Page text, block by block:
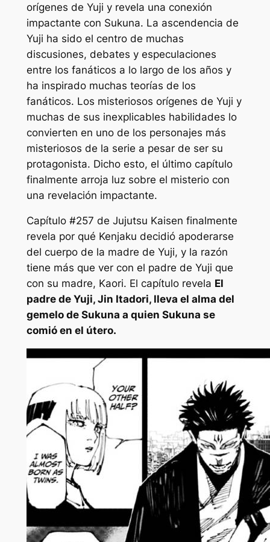
orígenes de Yuji y revela una conexión
impactante con Sukuna. La ascendencia de
Yuji ha sido el centro de muchas
discusiones, debates y especulaciones
entre los fanáticos a lo largo de los años y
ha inspirado muchas teorías de los
fanáticos. Los misteriosos orígenes de Yuji y
muchas de sus inexplicables habilidades lo
convierten en uno de los personajes más
misteriosos de la serie a pesar de ser su
protagonista. Dicho esto, el último capítulo
finalmente arroja luz sobre el misterio con
una revelación impactante.
Capítulo #257 de Jujutsu Kaisen finalmente
revela por qué Kenjaku decidió apoderarse
del cuerpo de la madre de Yuji, y la razón
tiene más que ver con el padre de Yuji que
con su madre, Kaori. El capítulo revela El
padre de Yuji, Jin Itadori, lleva el alma del
gemelo de Sukuna a quien Sukuna se
comió en el útero.